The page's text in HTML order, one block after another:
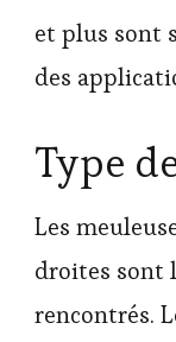
et plus sont
des
Type
Les
droites sont
rencontrés.